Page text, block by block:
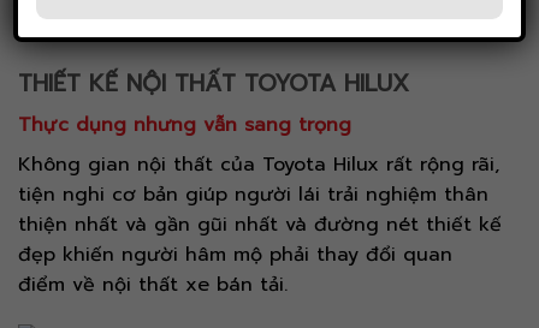
THIẾT KẾ NỘI THẤT TOYOTA HILUX
Thực dụng nhưng vẫn sang trọng
Không gian nội thất của Toyota Hilux rất rộng rãi,
tiện nghi cơ bản giúp người lái trải nghiệm thân
thiện nhất và gần gũi nhất và đường nét thiết kế
đẹp khiến người hâm mộ phải thay đổi quan
điểm về nội thất xe bán tải.